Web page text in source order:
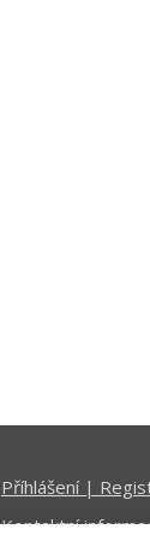
Příhlášení |
Kontaktní